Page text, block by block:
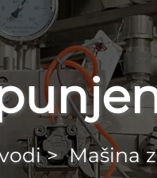
>Mašina